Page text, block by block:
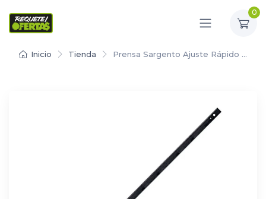
0
Inicio Tienda Prensa Sargento Ajuste Rápido …